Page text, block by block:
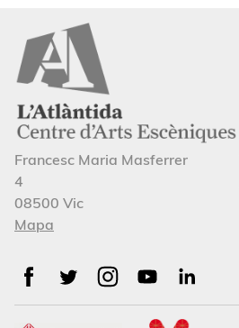
Francesc Maria Masferrer
4
08500 Vic
Mapa